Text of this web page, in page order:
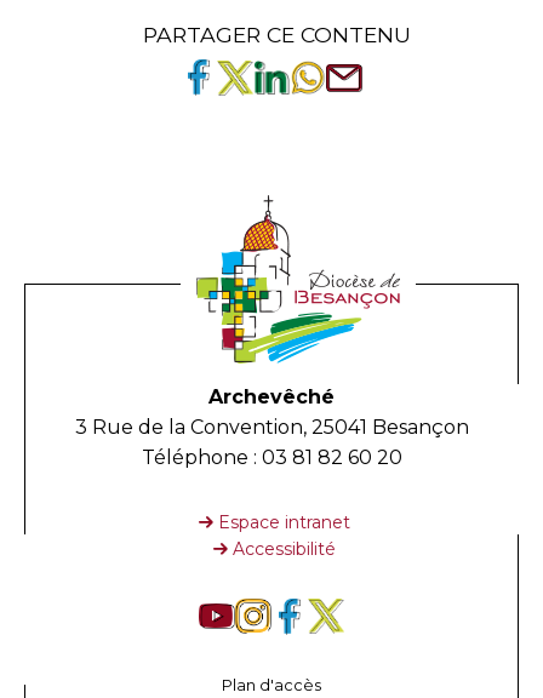
PARTAGER CE CONTENU
Archevêché
3 Rue de la Convention, 25041 Besançon
Téléphone : 03 81 82 60 20
Espace intranet
Accessibilité
Plan d'accès